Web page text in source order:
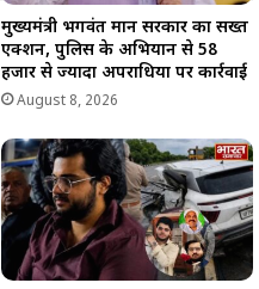
मुख्यमंत्री भगवंत मान सरकार का सख्त
एक्शन, पुलिस के अभियान से 58
हजार से ज्यादा अपराधियों पर कार्रवाई
August 8, 2026